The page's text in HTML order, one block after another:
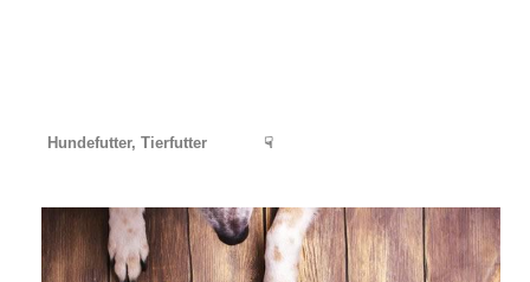
Hundefutter, Tierfutter ☟